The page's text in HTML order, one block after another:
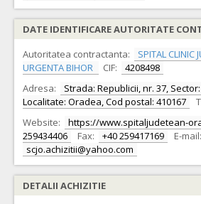
DATE IDENTIFICARE AUTORITATE
Autoritatea contractanta:
SPITAL CLINIC
URGENTA BIHOR
CIF:
4208498
Adresa:
Strada: Republicii, nr. 37,
Localitate: Oradea, Cod postal: 410167
Website:
https://www.spitaljudetean-
259434406
Fax: +40 259417169
E-mail:
scjo.achizitii@yahoo.com
DETALII ACHIZITIE